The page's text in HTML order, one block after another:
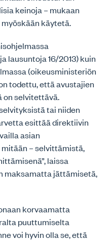
keinoja – mukaan
käytetä.
lausuntoja 16/2013) kuin
(oikeusministeriön
todettu, että avustajien
on selvitettävä.
tai niiden
esittää direktiivin
asian
– selvittämistä,
laissa
maksamatta jättämisetä,
korvaamatta
puuttumiselta
voi hyvin olla se, että